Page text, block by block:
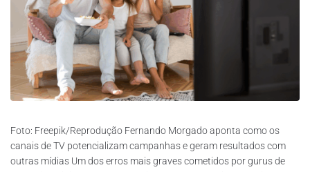
Foto: Freepik/Reprodução Fernando Morgado aponta como os
canais de TV potencializam campanhas e geram resultados com
outras mídias Um dos erros mais graves cometidos por gurus de